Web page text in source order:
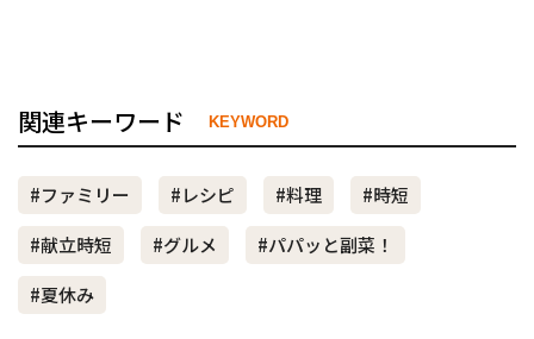
関連キーワード KEYWORD
#ファミリー #レシピ #料理
#時短
#献立時短
#グルメ
#パパッと副菜！
#夏休み